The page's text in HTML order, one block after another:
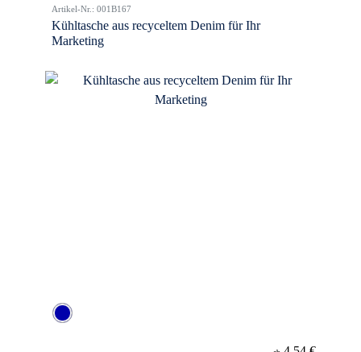
Artikel-Nr.: 001B167
Kühltasche aus recyceltem Denim für Ihr
Marketing